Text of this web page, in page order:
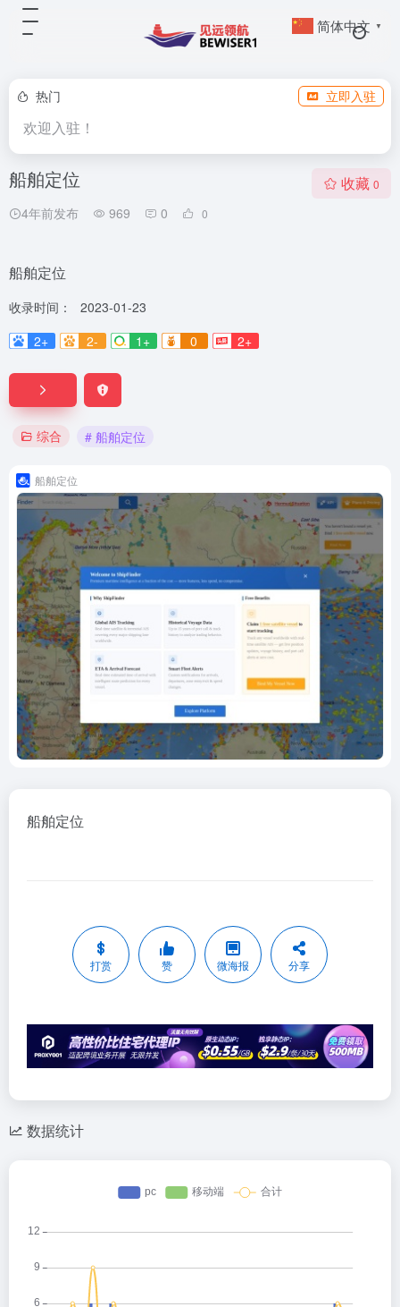
热门 立即入驻
欢迎入驻！
船舶定位
4年前发布 969 0 0
收藏 0
船舶定位
收录时间：
2023-01-23
2+
2- 1+ 0 2+
综合 # 船舶定位
船舶定位
船舶定位
打赏 赞 微海报 分享
数据统计
简体中文 ▼